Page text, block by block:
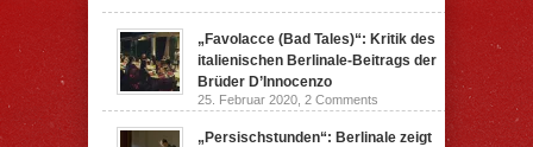
„Favolacce (Bad Tales)“: Kritik des
italienischen Berlinale-Beitrags der
Brüder D’Innocenzo
25. Februar 2020, 2 Comments
„Persischstunden“: Berlinale zeigt